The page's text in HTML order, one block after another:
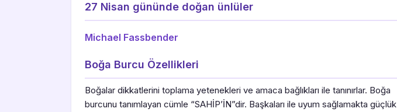
27 Nisan gününde doğan ünlüler
Michael Fassbender
Boğa Burcu Özellikleri
Boğalar dikkatlerini toplama yetenekleri ve amaca bağlıkları ile tanınırlar. Boğa
burcunu tanımlayan cümle “SAHİP’İN”dir. Başkaları ile uyum sağlamakta güçlük